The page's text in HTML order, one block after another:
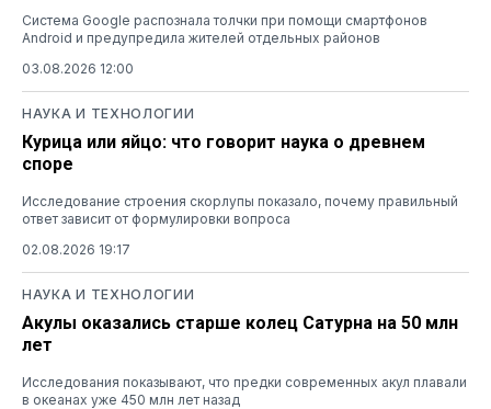
Система Google распознала толчки при помощи смартфонов
Android и предупредила жителей отдельных районов
03.08.2026 12:00
НАУКА И ТЕХНОЛОГИИ
Курица или яйцо: что говорит наука о древнем
споре
Исследование строения скорлупы показало, почему правильный
ответ зависит от формулировки вопроса
02.08.2026 19:17
НАУКА И ТЕХНОЛОГИИ
Акулы оказались старше колец Сатурна на 50 млн
лет
Исследования показывают, что предки современных акул плавали
в океанах уже 450 млн лет назад